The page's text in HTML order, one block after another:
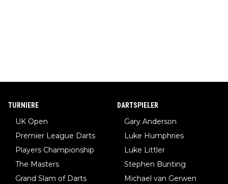
TURNIERE
UK Open
Premier League Darts
Players Championship
The Masters
Grand Slam of Darts
DARTSPIELER
Gary Anderson
Luke Humphries
Luke Littler
Stephen Bunting
Michael van Gerwen